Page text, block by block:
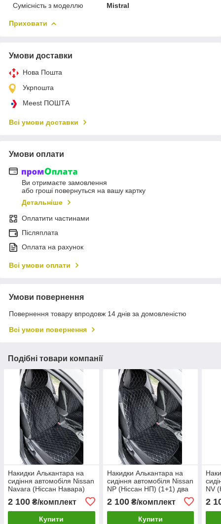
Сумісність з моделлю
Mistral
Приховати
Умови доставки
Нова Пошта
Укрпошта
Meest ПОШТА
Всі умови доставки
Умови оплати
Ви отримаєте замовлення
або гроші повернуться на вашу картку
Детальніше
Оплатити частинами
Післяплата
Оплата на рахунок
Всі умови оплати
Умови повернення
Повернення товару впродовж 14 днів за домовленістю
Всі умови повернення
Подібні товари компанії
Накидки Алькантара на
сидіння автомобіля Nissan
Navara (Ніссан Навара)
переднього ряду
2 100 ₴/комплект
Купити
Накидки Алькантара на
сидіння автомобіля Nissan
NP (Ніссан НП) (1+1) два
сидіння переднього ряду
2 100₴/комплект
Купити
NV
2